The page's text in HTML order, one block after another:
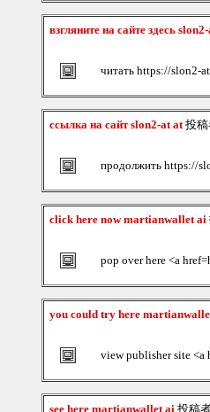
взгляните на сайте здесь
читать https://slon2-
ссылка на сайт slon2-at at投稿
продолжить https://
click here now martianwallet ai
pop over here <a
you could try here
view publisher site <a
see here martianwallet ai 投稿